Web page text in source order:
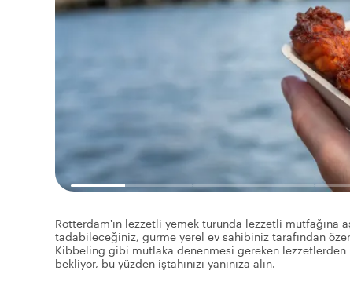
Rotterdam'ın lezzetli yemek turunda lezzetli mutfağına
tadabileceğiniz, gurme yerel ev sahibiniz tarafından
Kibbeling gibi mutlaka denenmesi gereken
bekliyor, bu yüzden iştahınızı yanınıza alın.